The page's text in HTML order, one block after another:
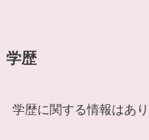
学歴
学歴に関する情報はあり